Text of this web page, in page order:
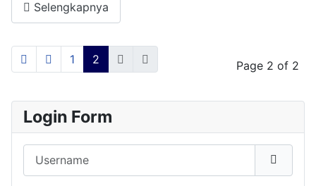
Selengkapnya
Page 2 of 2
1 2
Login Form